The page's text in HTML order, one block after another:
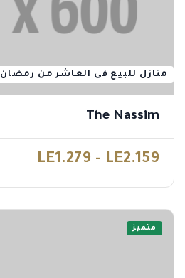
منازل للبيع فى العاشر من رمضان
The Nassim
LE1.279 - LE2.159
متميز